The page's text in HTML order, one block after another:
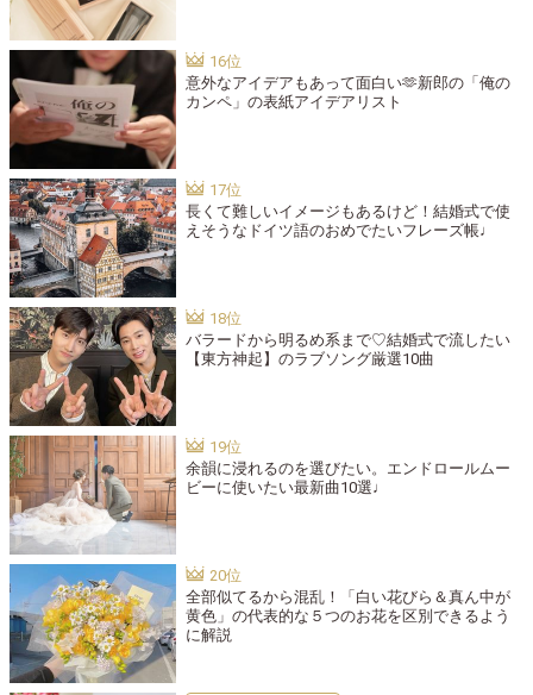
意外なアイデアもあって面白い🫶新郎の「俺の
カンペ」の表紙アイデアリスト
長くて難しいイメージもあるけど！結婚式で使
えそうなドイツ語のおめでたいフレーズ帳♩
バラードから明るめ系まで♡結婚式で流したい
【東方神起】のラブソング厳選10曲
余韻に浸れるのを選びたい。エンドロールムー
ビーに使いたい最新曲10選♩
全部似てるから混乱！「白い花びら＆真ん中が
黄色」の代表的な５つのお花を区別できるよう
に解説